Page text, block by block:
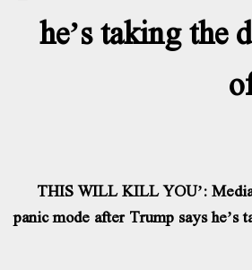
he’s taking
‘THIS WILL KILL YOU’:
panic mode after Trump says